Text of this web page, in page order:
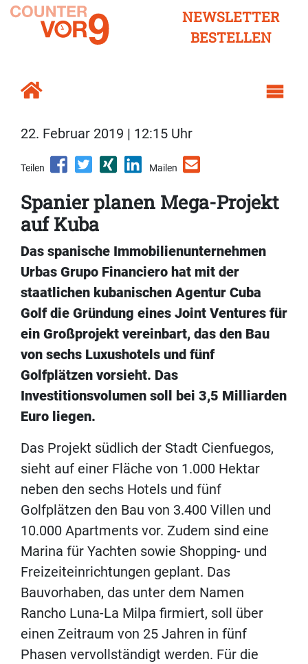
NEWSLETTER
BESTELLEN
22. Februar 2019 | 12:15 Uhr
Teilen Mailen
Spanier planen Mega-Projekt
auf Kuba
Das spanische Immobilienunternehmen
Urbas Grupo Financiero hat mit der
staatlichen kubanischen Agentur Cuba
Golf die Gründung eines Joint Ventures für
ein Großprojekt vereinbart, das den Bau
von sechs Luxushotels und fünf
Golfplätzen vorsieht. Das
Investitionsvolumen soll bei 3,5 Milliarden
Euro liegen.
Das Projekt südlich der Stadt Cienfuegos,
sieht auf einer Fläche von 1.000 Hektar
neben den sechs Hotels und fünf
Golfplätzen den Bau von 3.400 Villen und
10.000 Apartments vor. Zudem sind eine
Marina für Yachten sowie Shopping- und
Freizeiteinrichtungen geplant. Das
Bauvorhaben, das unter dem Namen
Rancho Luna-La Milpa firmiert, soll über
einen Zeitraum von 25 Jahren in fünf
Phasen vervollständigt werden. Für die